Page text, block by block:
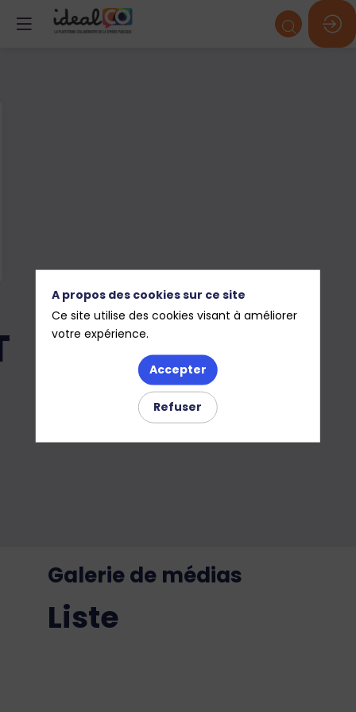
Galerie de médias
Liste
A propos des cookies sur ce site
Ce site utilise des cookies visant à améliorer
votre expérience.
Accepter
Refuser